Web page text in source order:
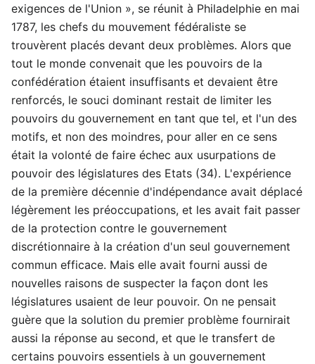
exigences de l'Union », se réunit à Philadelphie en mai
1787, les chefs du mouvement fédéraliste se
trouvèrent placés devant deux problèmes. Alors que
tout le monde convenait que les pouvoirs de la
confédération étaient insuffisants et devaient être
renforcés, le souci dominant restait de limiter les
pouvoirs du gouvernement en tant que tel, et l'un des
motifs, et non des moindres, pour aller en ce sens
était la volonté de faire échec aux usurpations de
pouvoir des législatures des Etats (34). L'expérience
de la première décennie d'indépendance avait déplacé
légèrement les préoccupations, et les avait fait passer
de la protection contre le gouvernement
discrétionnaire à la création d'un seul gouvernement
commun efficace. Mais elle avait fourni aussi de
nouvelles raisons de suspecter la façon dont les
législatures usaient de leur pouvoir. On ne pensait
guère que la solution du premier problème fournirait
aussi la réponse au second, et que le transfert de
certains pouvoirs essentiels à un gouvernement